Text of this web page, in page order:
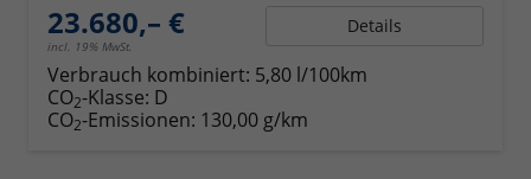
23.680,– €
incl. 19% MwSt.
Details
Verbrauch kombiniert: 5,80 l/100km
CO2-Klasse: D
CO2-Emissionen: 130,00 g/km